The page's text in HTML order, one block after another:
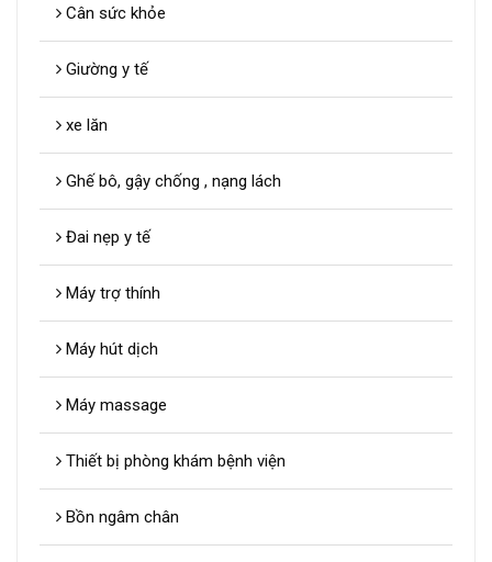
Cân sức khỏe
Giường y tế
xe lăn
Ghế bô, gậy chống , nạng lách
Đai nẹp y tế
Máy trợ thính
Máy hút dịch
Máy massage
Thiết bị phòng khám bệnh viện
Bồn ngâm chân